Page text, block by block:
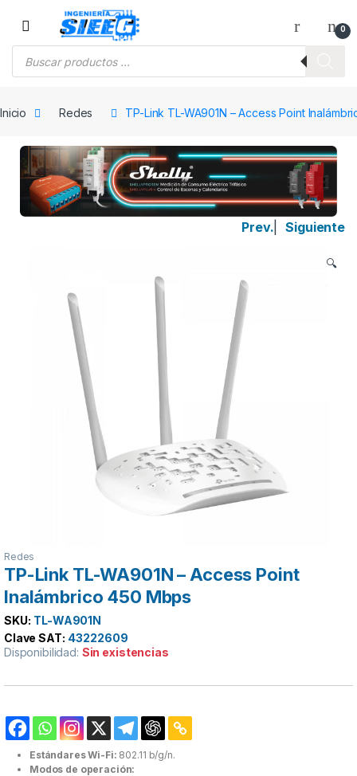
Saltar a la navegación
Saltar al contenido
0
Inicio Redes TP-Link TL-WA901N – Access Point
Prev. Siguiente
🔍
Redes
TP-Link TL-WA901N – Access Point
Inalámbrico 450 Mbps
SKU: TL-WA901N
Clave SAT: 43222609
Disponibilidad: Sin existencias
Estándares Wi-Fi: 802.11 b/g/n.
Modos de operación: